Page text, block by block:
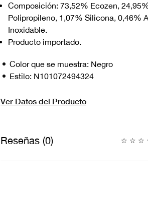
Composición: 73,52% Ecozen,
Polipropileno, 1,07% Silicona, 0,46%
Inoxidable.
Producto importado.
Color que se muestra: Negro
Estilo: N101072494324
Ver Datos del Producto
Reseñas (0) ☆ ☆ ☆